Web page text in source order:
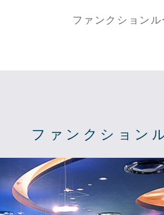
ファンクション
ファンクション